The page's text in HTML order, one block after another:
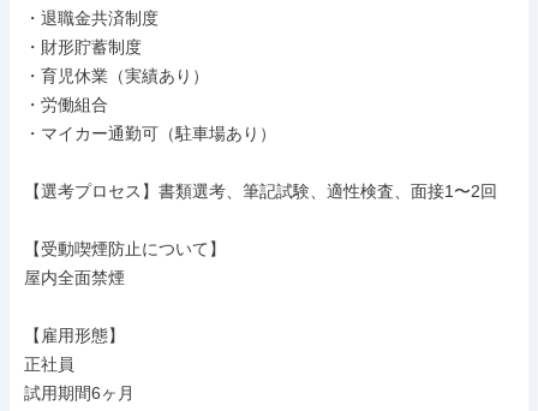
・退職金共済制度
・財形貯蓄制度
・育児休業（実績あり）
・労働組合
・マイカー通勤可（駐車場あり）
【選考プロセス】書類選考、筆記試験、適性検査、面接1〜2回
【受動喫煙防止について】
屋内全面禁煙
【雇用形態】
正社員
試用期間6ヶ月